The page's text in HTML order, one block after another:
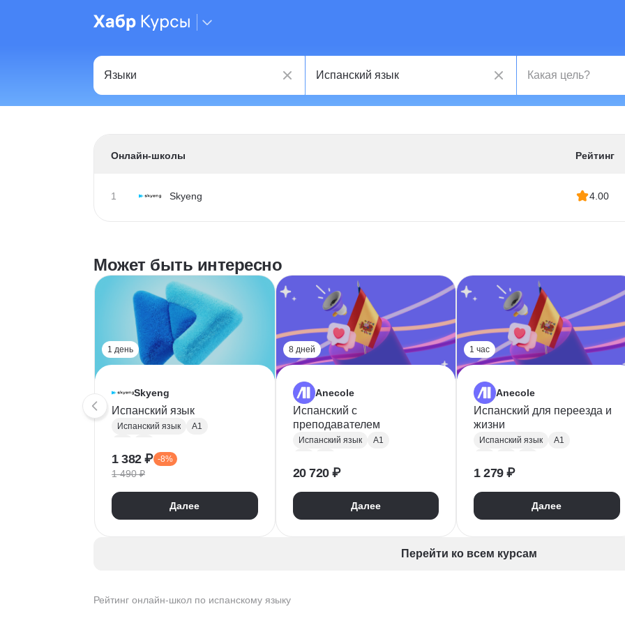
Рейтинг онлайн-школ по испанскому языку
Онлайн-школы Рейтинг
1 Skyeng 4.00
Может быть интересно
1 день
Skyeng
Испанский язык
Испанский язык
A1
1 382 ₽ -8%
1 490 ₽
Далее
8 дней
Anecole
Испанский с
преподавателем
Испанский язык
A1
20 720 ₽
Далее
1 час
Anecole
Испанский для переезда и
жизни
Испанский язык
A1
1 279 ₽
Далее
Перейти ко всем курсам